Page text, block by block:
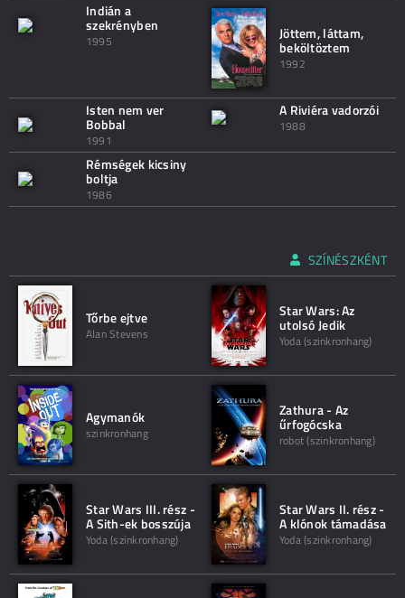
Indián a
szekrényben
1995 Jöttem, láttam,
beköltöztem
1992
Isten nem ver
Bobbal
1991
A Riviéra vadorzói
1988
Rémségek kicsiny
boltja
1986
SZÍNÉSZKÉNT
Tőrbe ejtve
Alan Stevens
Star Wars: Az
utolsó Jedik
Yoda (szinkronhang)
Agymanók
szinkronhang
Zathura - Az
űrfogócska
robot (szinkronhang)
Star Wars III. rész -
A Sith-ek bosszúja
Yoda (szinkronhang)
Star Wars II. rész -
A klónok támadása
Yoda (szinkronhang)